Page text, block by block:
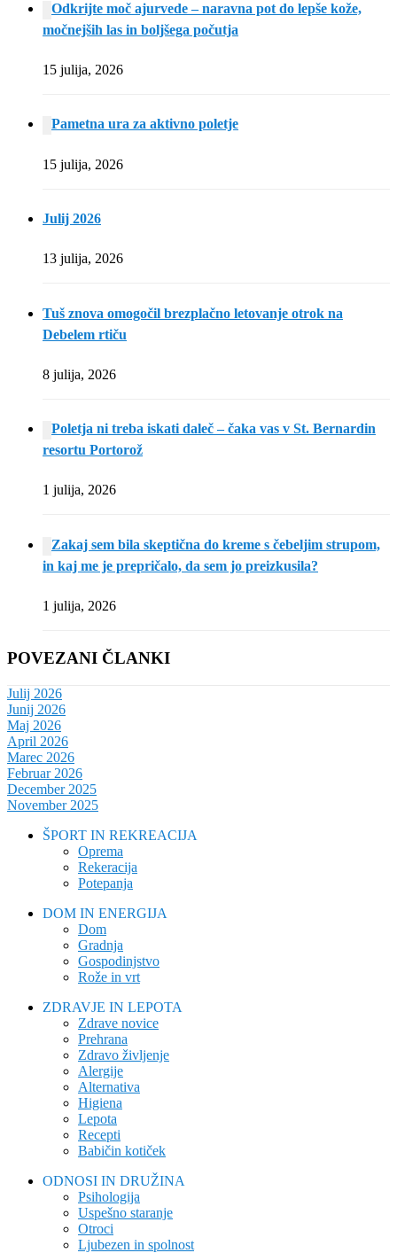
Odkrijte moč ajurvede – naravna pot do lepše kože,
močnejših las in boljšega počutja
15 julija, 2026
Pametna ura za aktivno poletje
15 julija, 2026
Julij 2026
13 julija, 2026
Tuš znova omogočil brezplačno letovanje otrok na
Debelem rtiču
8 julija, 2026
Poletja ni treba iskati daleč – čaka vas v St. Bernardin
resortu Portorož
1 julija, 2026
Zakaj sem bila skeptična do kreme s čebeljim strupom,
in kaj me je prepričalo, da sem jo preizkusila?
1 julija, 2026
POVEZANI ČLANKI
Julij 2026
Junij 2026
Maj 2026
April 2026
Marec 2026
Februar 2026
December 2025
November 2025
ŠPORT IN REKREACIJA
Oprema
Rekeracija
Potepanja
DOM IN ENERGIJA
Dom
Gradnja
Gospodinjstvo
Rože in vrt
ZDRAVJE IN LEPOTA
Zdrave novice
Prehrana
Zdravo življenje
Alergije
Alternativa
Higiena
Lepota
Recepti
Babičin kotiček
ODNOSI IN DRUŽINA
Psihologija
Uspešno staranje
Otroci
Ljubezen in spolnost